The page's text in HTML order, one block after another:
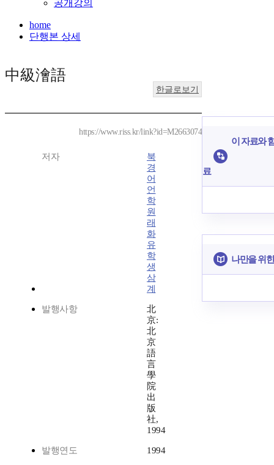
공개강의
home
단행본 상세
中級澮語
한글로보기
https://www.riss.kr/link?id=M2663074
저자
북
경
어
언
학
원
래
화
유
학
생
삼
계
발행사항
北
京:
北
京
語
言
學
院
出
版
社,
1994
발행연도 1994
이 자료와
료
나만을 위